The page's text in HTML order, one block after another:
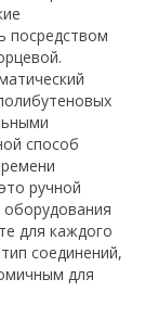
посредством
способ
ручной
для каждого
соединений,
для